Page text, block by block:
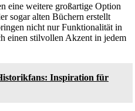
eine weitere großartige Option
sogar alten Büchern erstellt
nicht nur Funktionalität in
einen stilvollen Akzent in jedem
Inspiration für